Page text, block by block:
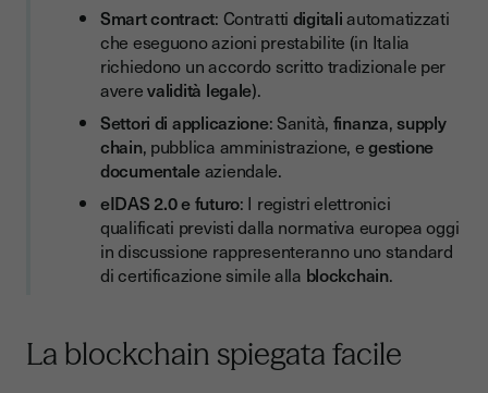
La firma elettronica ha davvero bisogno della blockchain?
Smart contract: Contratti digitaliautomatizzati
che eseguono azioni prestabilite (in Italia
richiedono un accordo scritto tradizionale per
averevalidità legale).
Settori di applicazione: Sanità, finanza,supply
chain, pubblica amministrazione, egestione
documentaleaziendale.
eIDAS 2.0 e futuro: I registri elettronici
qualificati previsti dalla normativa europea oggi
in discussione rappresenteranno uno standard
di certificazione simile alla blockchain.
La blockchain spiegata facile